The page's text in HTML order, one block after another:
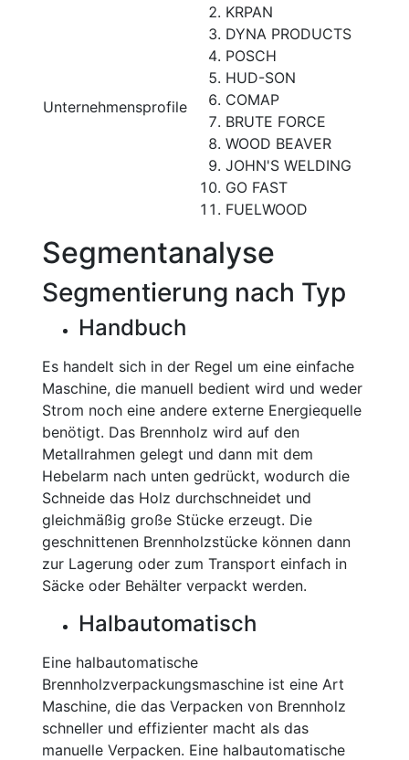
Unternehmensprofile
KRPAN
DYNA PRODUCTS
POSCH
HUD-SON
COMAP
BRUTE FORCE
WOOD BEAVER
JOHN'S WELDING
GO FAST
FUELWOOD
Segmentanalyse
Segmentierung nach Typ
Handbuch
Es handelt sich in der Regel um eine einfache
Maschine, die manuell bedient wird und weder
Strom noch eine andere externe Energiequelle
benötigt. Das Brennholz wird auf den
Metallrahmen gelegt und dann mit dem
Hebelarm nach unten gedrückt, wodurch die
Schneide das Holz durchschneidet und
gleichmäßig große Stücke erzeugt. Die
geschnittenen Brennholzstücke können dann
zur Lagerung oder zum Transport einfach in
Säcke oder Behälter verpackt werden.
Halbautomatisch
Eine halbautomatische
Brennholzverpackungsmaschine ist eine Art
Maschine, die das Verpacken von Brennholz
schneller und effizienter macht als das
manuelle Verpacken. Eine halbautomatische